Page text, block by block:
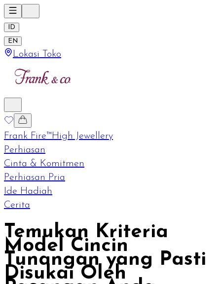
ID
EN
Lokasi Toko
Frank Fire™High Jewellery
Perhiasan
Cinta & Komitmen
Perhiasan Pria
Ide Hadiah
Cerita
Temukan Kriteria
Model Cincin
Tunangan yang Pasti
Disukai Oleh